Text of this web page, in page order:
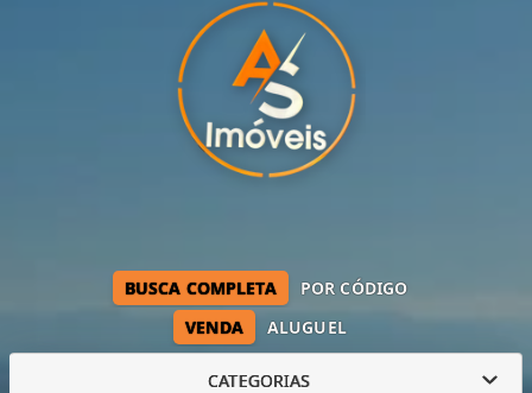
VENDA ALUGUEL
BUSCA COMPLETA POR CÓDIGO
CATEGORIAS